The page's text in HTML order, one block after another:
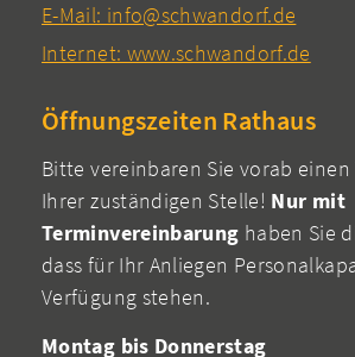
E-Mail: info@schwandorf.de
Internet: www.schwandorf.de
Öffnungszeiten Rathaus
Bitte vereinbaren Sie vorab
Ihrer zuständigen Stelle! Nur mit
Terminvereinbarung haben Sie
dass für Ihr Anliegen
Verfügung stehen.
Montag bis Donnerstag